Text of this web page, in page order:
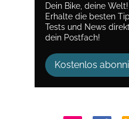
Dein Bike, deine Welt!
Erhalte die besten
Tests und News
dein Postfach!
Kostenlos